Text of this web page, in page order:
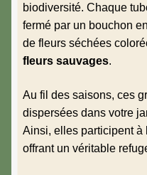
biodiversité. Chaque
fermé par un bouchon
de fleurs séchées
fleurs sauvages.
Au fil des saisons, ces
dispersées dans votre
Ainsi, elles participent à
offrant un véritable